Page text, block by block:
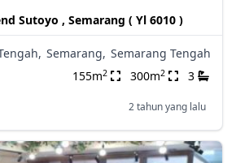
Sutoyo , Semarang ( Yl 6010 )
Semarang, Semarang Tengah
155m2 300m2 3
2 tahun yang lalu